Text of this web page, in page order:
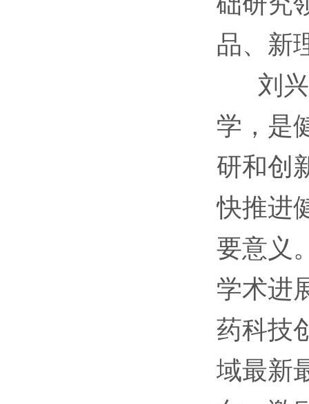
品、新
刘兴
学，是
研和创
快推进
要意义
学术进
药科技
域最新